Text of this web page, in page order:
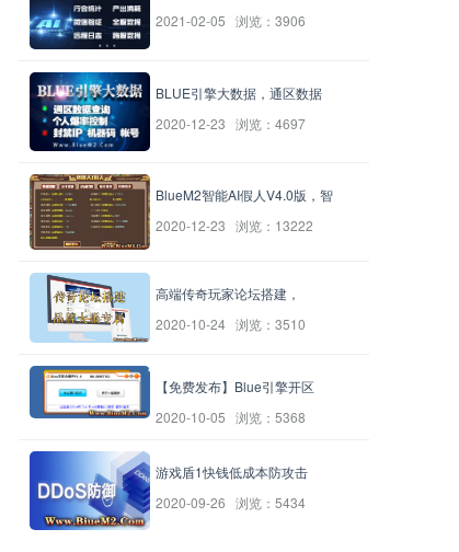
2021-02-05 浏览：3906
BLUE引擎大数据，通区数据
2020-12-23 浏览：4697
BlueM2智能AI假人V4.0版，智
2020-12-23 浏览：13222
高端传奇玩家论坛搭建，
2020-10-24 浏览：3510
【免费发布】Blue引擎开区
2020-10-05 浏览：5368
游戏盾1快钱低成本防攻击
2020-09-26 浏览：5434